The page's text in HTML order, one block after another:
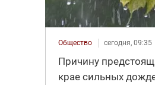
Общество сегодня, 09:35
Причину
крае сильных